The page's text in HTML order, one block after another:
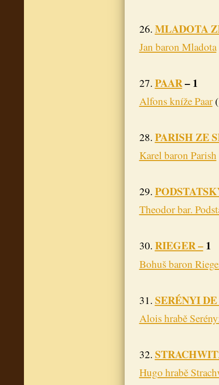
26. MLADOTA
Jan baron Mladota
27. PAAR– 1
Alfons kníže Paar
28. PARISH ZE
Karel baron Parish
29.
Theodor bar.
30. RIEGER –1
Bohuš baron
31. SERÉNYI
Alois hrabě
32.
Hugo hrabě